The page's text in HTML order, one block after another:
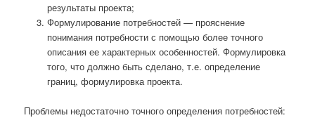
результаты проекта;
Формулирование потребностей — прояснение
понимания потребности с помощью более точного
описания ее характерных особенностей. Формулировка
того, что должно быть сделано, т.е. определение
границ, формулировка проекта.
Проблемы недостаточно точного определения потребностей: